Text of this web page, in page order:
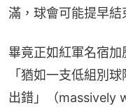
滿，球會可能提早結
畢竟正如紅軍名宿
「猶如一支低組別
出錯」（massively